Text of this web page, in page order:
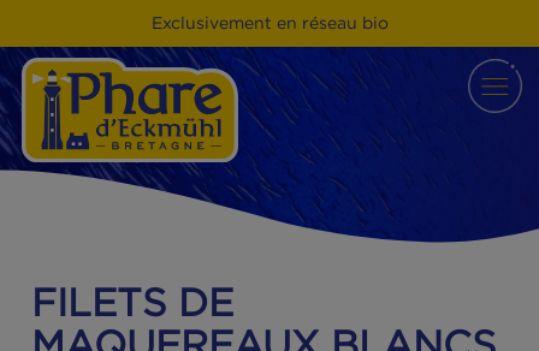
Exclusivement en réseau bio
FILETS DE